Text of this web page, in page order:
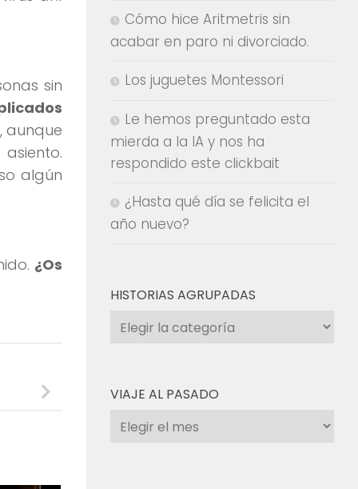
sin
aunque
algún
¿Os
Cómo hice Aritmetris sin
acabar en paro ni divorciado.
Los juguetes Montessori
Le hemos preguntado esta
mierda a la IA y nos ha
respondido este clickbait
¿Hasta qué día se felicita el
año nuevo?
HISTORIAS AGRUPADAS
Historias
agrupadas
VIAJE AL PASADO
Viaje